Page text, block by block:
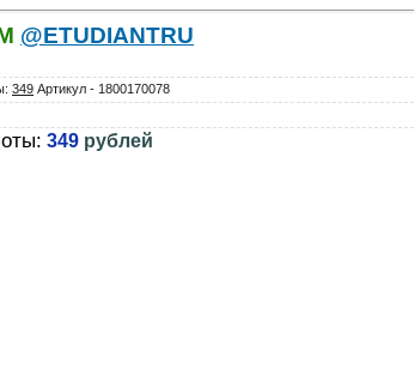
@ETUDIANTRU
: 349 Артикул - 1800170078
349 рублей